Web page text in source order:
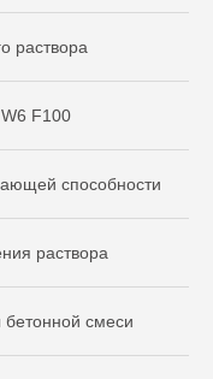
раствора
F100
способности
раствора
смеси